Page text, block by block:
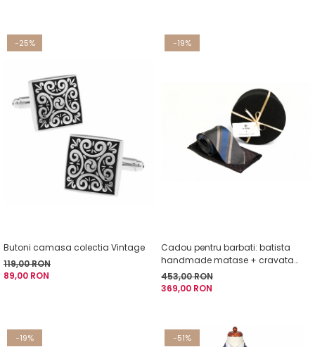
-25%
Butoni camasa colectia Vintage
119,00 RON
89,00 RON
-19%
Cadou pentru barbati: batista
handmade matase + cravata
handmade matase
453,00 RON
369,00 RON
-19% -51%